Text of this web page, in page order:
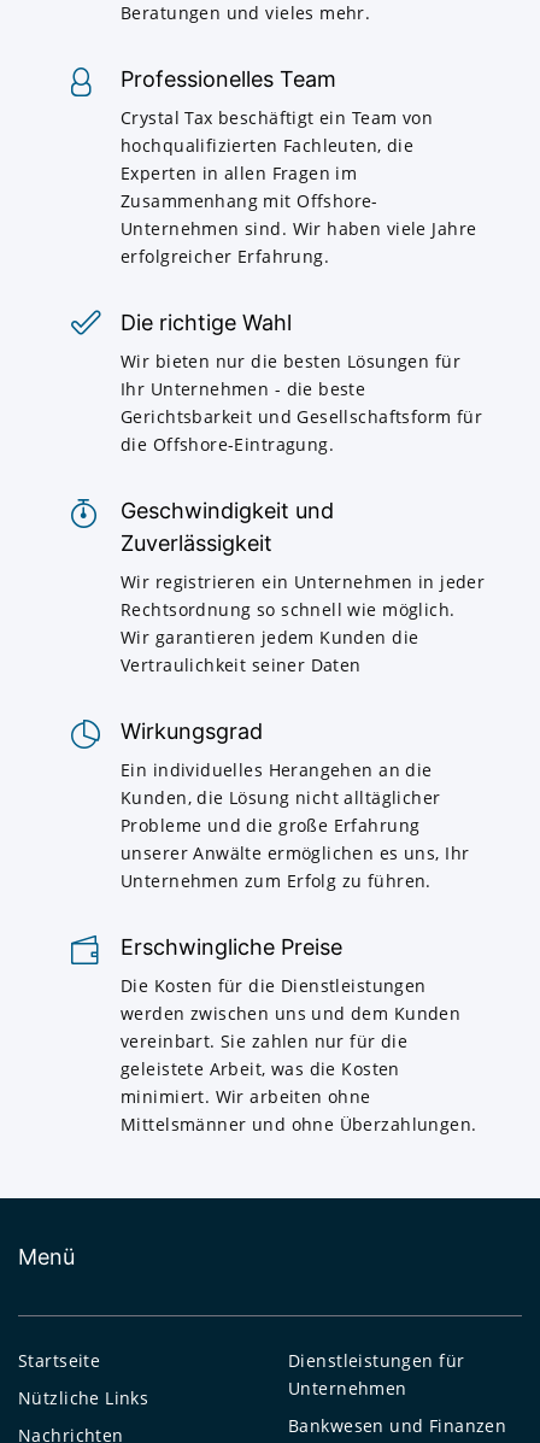
Beratungen und vieles mehr.
Professionelles Team
Crystal Tax beschäftigt ein Team von
hochqualifizierten Fachleuten, die
Experten in allen Fragen im
Zusammenhang mit Offshore-
Unternehmen sind. Wir haben viele Jahre
erfolgreicher Erfahrung.
Die richtige Wahl
Wir bieten nur die besten Lösungen für
Ihr Unternehmen - die beste
Gerichtsbarkeit und Gesellschaftsform für
die Offshore-Eintragung.
Geschwindigkeit und
Zuverlässigkeit
Wir registrieren ein Unternehmen in jeder
Rechtsordnung so schnell wie möglich.
Wir garantieren jedem Kunden die
Vertraulichkeit seiner Daten
Wirkungsgrad
Ein individuelles Herangehen an die
Kunden, die Lösung nicht alltäglicher
Probleme und die große Erfahrung
unserer Anwälte ermöglichen es uns, Ihr
Unternehmen zum Erfolg zu führen.
Erschwingliche Preise
Die Kosten für die Dienstleistungen
werden zwischen uns und dem Kunden
vereinbart. Sie zahlen nur für die
geleistete Arbeit, was die Kosten
minimiert. Wir arbeiten ohne
Mittelsmänner und ohne Überzahlungen.
Menü
Startseite
Nützliche Links
Nachrichten
Dienstleistungen für
Unternehmen
Bankwesen und Finanzen